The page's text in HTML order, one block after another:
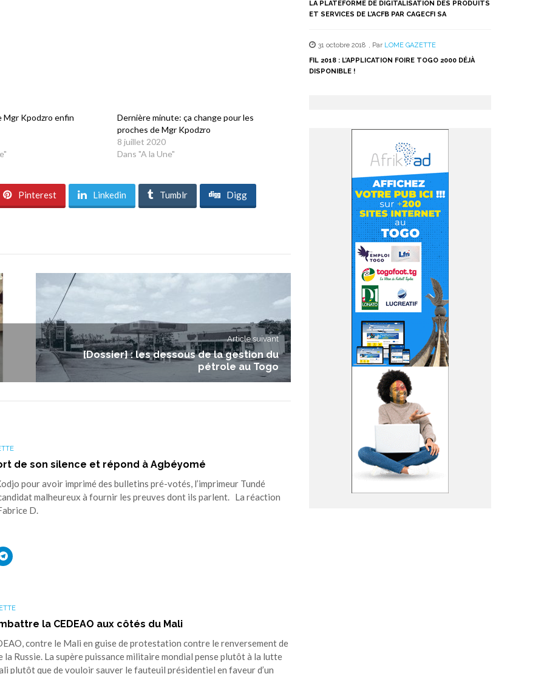
Mgr Kpodzro enfin
Dernière minute: ça change pour les
proches de Mgr Kpodzro
8 juillet 2020
Dans "A la Une"
Pinterest Linkedin Tumblr Digg
Article suivant
[Dossier] : les dessous de la gestion du
pétrole au Togo
de son silence et répond à Agbéyomé
pour avoir imprimé des bulletins pré-votés, l’imprimeur Tundé
malheureux à fournir les preuves dont ils parlent. La réaction
D.
Cliquez
pour
nouvelle
fenêtre)
la CEDEAO aux côtés du Mali
contre le Mali en guise de protestation contre le renversement de
la Russie. La supère puissance militaire mondial pense plutôt à la lutte
plutôt que de vouloir sauver le fauteuil présidentiel en faveur d’un
LA PLATEFORME DE DIGITALISATION DES PRODUITS
ET SERVICES DE L’ACFB PAR CAGECFI SA
31 octobre 2018 , Par LOME GAZETTE
FIL 2018 : L’APPLICATION FOIRE TOGO 2000 DÉJÀ
DISPONIBLE !